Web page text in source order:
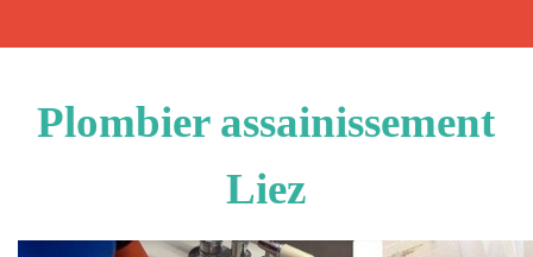
Plombier assainissement
Liez